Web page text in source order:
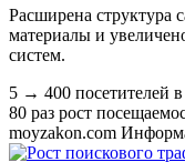
Расширена структура
материалы и
систем.
5 → 400 посетителей
80 раз рост
moyzakon.com